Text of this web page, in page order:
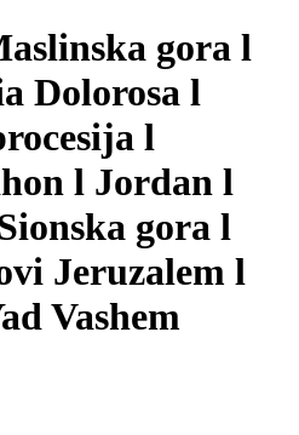
gora l
Dolorosa l
l
l Jordan l
gora l
Jeruzalem l
Vashem